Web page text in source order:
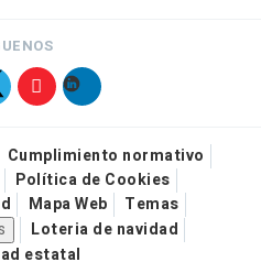
Cumplimiento normativo
Política de Cookies
Mapa Web
Temas
Loteria de navidad
estatal